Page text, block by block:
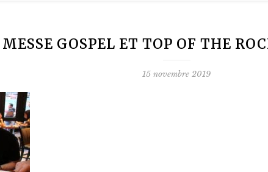
MESSE GOSPEL ET TOP OF THE
15 novembre 2019